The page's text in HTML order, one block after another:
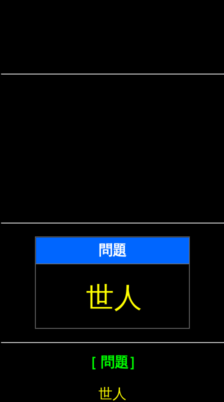
問題
世人
［ 問題］
世人